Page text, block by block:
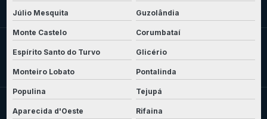
Júlio Mesquita Guzolândia
Monte Castelo Corumbataí
Espírito Santo do Turvo Glicério
Monteiro Lobato Pontalinda
Populina Tejupá
Aparecida d'Oeste Rifaina